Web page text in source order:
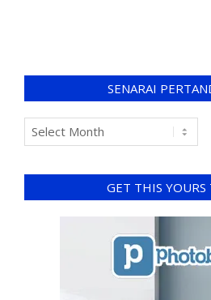
SENARAI
GET THIS YOURS